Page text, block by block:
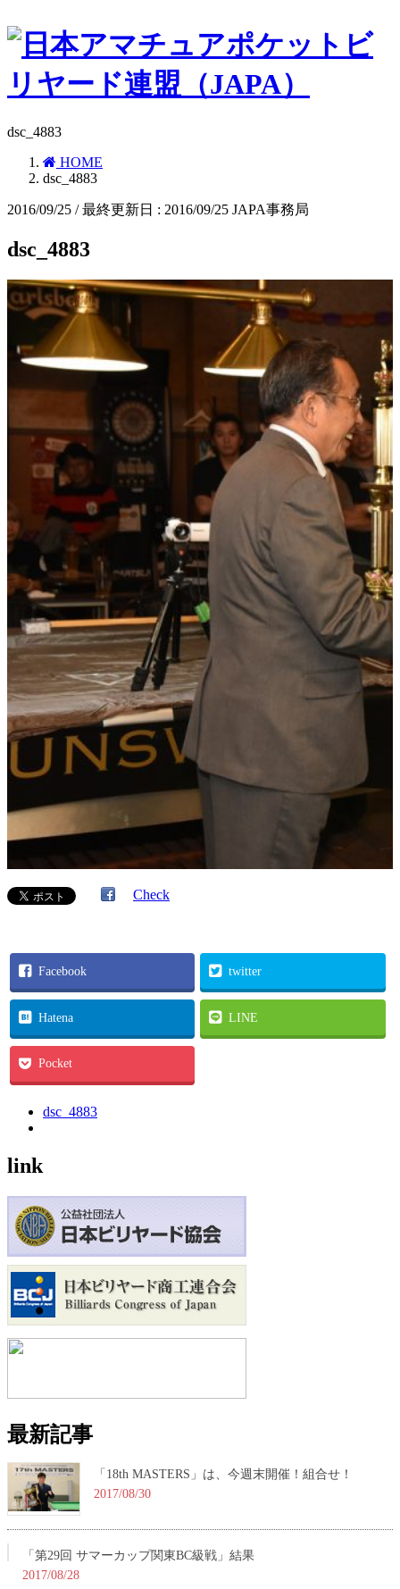
dsc_4883
HOME
dsc_4883
2016/09/25 / 最終更新日 : 2016/09/25 JAPA事務局
dsc_4883
Check
Facebook twitter
Hatena LINE
Pocket
dsc_4883
link
最新記事
「18th MASTERS」は、今週末開催！組合せ！
2017/08/30
「第29回 サマーカップ関東BC級戦」結果
2017/08/28